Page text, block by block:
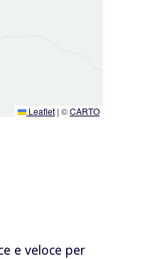
Leaflet | ©CARTO
e veloce per